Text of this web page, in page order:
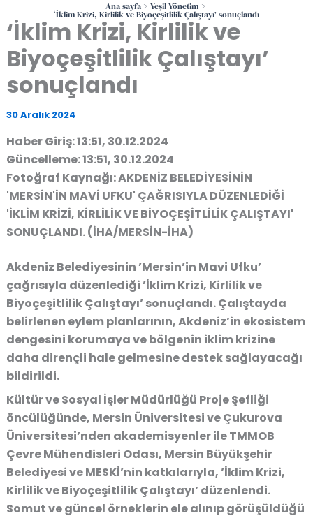
Ana sayfa Yeşil Yönetim
‘İklim Krizi, Kirlilik ve Biyoçeşitlilik Çalıştayı’ sonuçlandı
‘İklim Krizi, Kirlilik ve
Biyoçeşitlilik Çalıştayı’
sonuçlandı
30 Aralık 2024
Haber Giriş: 13:51, 30.12.2024
Güncelleme: 13:51, 30.12.2024
Fotoğraf Kaynağı: AKDENİZ BELEDİYESİNİN
'MERSİN'İN MAVİ UFKU' ÇAĞRISIYLA DÜZENLEDİĞİ
'İKLİM KRİZİ, KİRLİLİK VE BİYOÇEŞİTLİLİK ÇALIŞTAYI'
SONUÇLANDI. (İHA/MERSİN-İHA)
Akdeniz Belediyesinin ’Mersin’in Mavi Ufku’
çağrısıyla düzenlediği ’İklim Krizi, Kirlilik ve
Biyoçeşitlilik Çalıştayı’ sonuçlandı. Çalıştayda
belirlenen eylem planlarının, Akdeniz’in ekosistem
dengesini korumaya ve bölgenin iklim krizine
daha dirençli hale gelmesine destek sağlayacağı
bildirildi.
Kültür ve Sosyal İşler Müdürlüğü Proje Şefliği
öncülüğünde, Mersin Üniversitesi ve Çukurova
Üniversitesi’nden akademisyenler ile TMMOB
Çevre Mühendisleri Odası, Mersin Büyükşehir
Belediyesi ve MESKİ’nin katkılarıyla, ’İklim Krizi,
Kirlilik ve Biyoçeşitlilik Çalıştayı’ düzenlendi.
Somut ve güncel örneklerin ele alınıp görüşüldüğü